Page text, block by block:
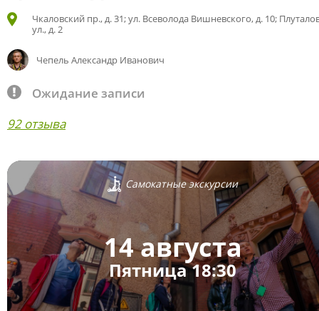
Чкаловский пр., д. 31; ул. Всеволода Вишневского, д. 10;
ул., д. 2
Чепель Александр Иванович
Ожидание записи
92 отзыва
Самокатные экскурсии
14 августа
Пятница 18:30